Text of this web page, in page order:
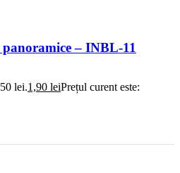
– INBL-11
lei.1,90 leiPrețul curent este: